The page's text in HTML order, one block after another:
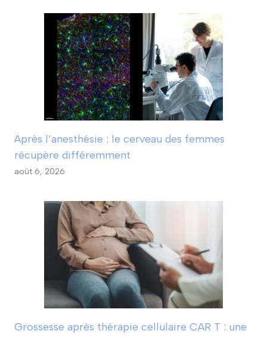
Après l’anesthésie : le cerveau des femmes
récupère différemment
août 6, 2026
Grossesse après thérapie cellulaire CAR T : une